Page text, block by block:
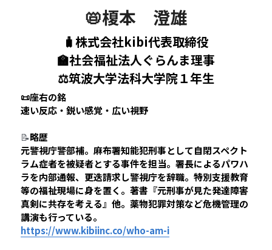
📛榎本　澄雄
🧳株式会社kibi代表取締役
🏫社会福祉法人ぐらんま理事
⚖️筑波大学法科大学院１年生
📜座右の銘
速い反応・鋭い感覚・広い視野
📝略歴
元警視庁警部補。麻布署知能犯刑事として自閉スペクト
ラム症者を被疑者とする事件を担当。署長によるパワハ
ラを内部通報、更迭請求し警視庁を辞職。特別支援教育
等の福祉現場に身を置く。著書『元刑事が見た発達障害
真剣に共存を考える』他。薬物犯罪対策など危機管理の
講演も行っている。
https://www.kibiinc.co/who-am-i